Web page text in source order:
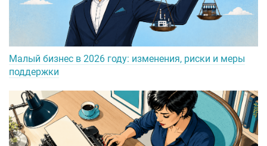
Малый бизнес в 2026 году: изменения, риски и меры
поддержки